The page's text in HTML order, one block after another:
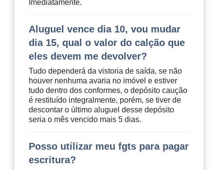
Imediatamente.
Aluguel vence dia 10, vou mudar
dia 15, qual o valor do calção que
eles devem me devolver?
Tudo dependerá da vistoria de saída, se não
houver nenhuma avaria no imóvel e estiver
tudo dentro dos conformes, o depósito caução
é restituído integralmente, porém, se tiver de
descontar o último aluguel desse depósito
seria o mês vencido mais 5 dias.
Posso utilizar meu fgts para pagar
escritura?